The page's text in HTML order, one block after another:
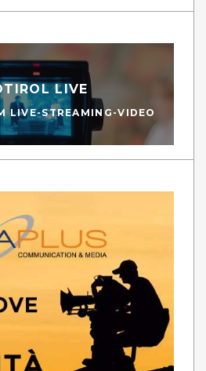
LIVE
LIVE-STREAMING-VIDEO